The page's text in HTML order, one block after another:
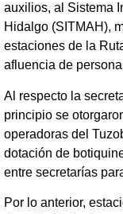
auxilios, al Sistema
Hidalgo (SITMAH),
estaciones de la
afluencia de
Al respecto la
principio se
operadoras del
dotación de
entre secretarías
Por lo anterior,